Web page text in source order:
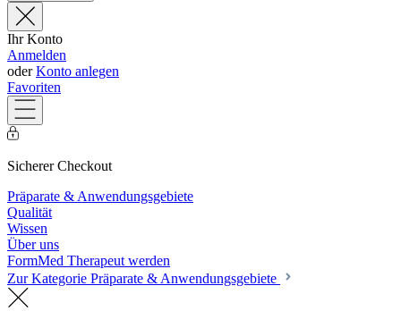
Ihr Konto
Anmelden
oderKonto anlegen
Favoriten
Sicherer Checkout
Präparate & Anwendungsgebiete
Qualität
Wissen
Über uns
FormMed Therapeut werden
Zur Kategorie Präparate & Anwendungsgebiete